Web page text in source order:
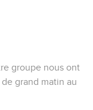
groupe nous ont
grand matin au